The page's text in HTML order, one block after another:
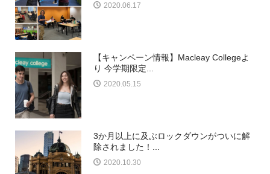
2020.06.17
【キャンペーン情報】Macleay Collegeよ
り 今学期限定...
2020.05.15
3か月以上に及ぶロックダウンがついに解
除されました！...
2020.10.30